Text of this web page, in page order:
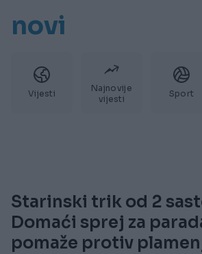
novi
Vijesti
Najnovije
vijesti
Sport
Starinski trik od 2
Domaći sprej za
pomaže protiv